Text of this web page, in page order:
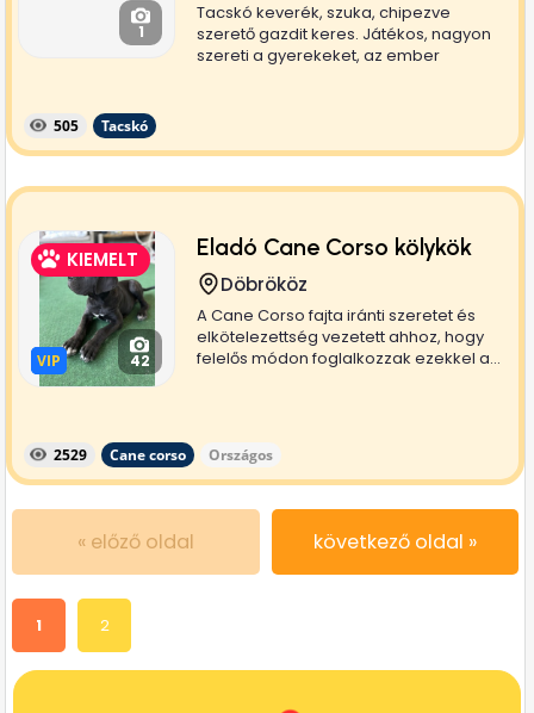
1
Tacskó keverék, szuka, chipezve
szerető gazdit keres. Játékos, nagyon
szereti a gyerekeket, az ember
505 Tacskó
KIEMELT
VIP
VIP 42
Eladó Cane Corso kölykök
Döbrököz
A Cane Corso fajta iránti szeretet és
elkötelezettség vezetett ahhoz, hogy
felelős módon foglalkozzak ezekkel a...
2529 Cane corso Országos
« előző oldal következő oldal »
1 2